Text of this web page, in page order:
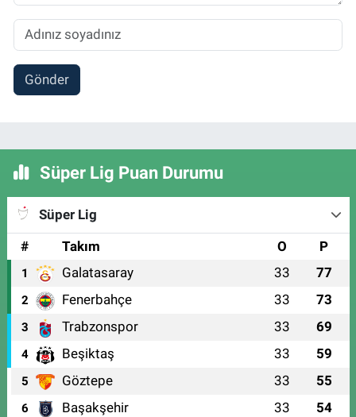
Gönder
Süper Lig Puan Durumu
Süper Lig
#
Takım O P
1 Galatasaray 33 77
2 Fenerbahçe 33 73
3 Trabzonspor 33 69
4 Beşiktaş 33 59
5 Göztepe 33 55
6 Başakşehir 33 54